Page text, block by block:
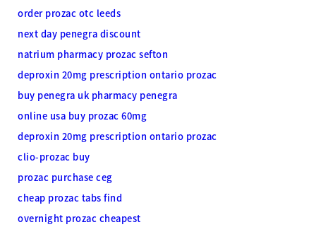
order prozac otc leeds
next day penegra discount
natrium pharmacy prozac sefton
deproxin 20mg prescription ontario prozac
buy penegra uk pharmacy penegra
online usa buy prozac 60mg
deproxin 20mg prescription ontario prozac
clio-prozac buy
prozac purchase ceg
cheap prozac tabs find
overnight prozac cheapest